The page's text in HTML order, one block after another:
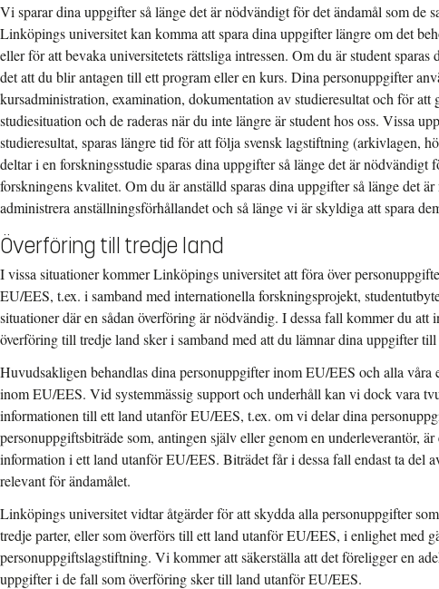
Vi sparar dina uppgifter så länge det är nödvändigt för det ändamål som de
Linköpings universitet kan komma att spara dina uppgifter längre om det
eller för att bevaka universitetets rättsliga intressen. Om du är student sparas
det att du blir antagen till ett program eller en kurs. Dina personuppgifter
kursadministration, examination, dokumentation av studieresultat och för att
studiesituation och de raderas när du inte längre är student hos oss. Vissa
studieresultat, sparas längre tid för att följa svensk lagstiftning (arkivlagen,
deltar i en forskningsstudie sparas dina uppgifter så länge det är nödvändigt
forskningens kvalitet. Om du är anställd sparas dina uppgifter så länge det
administrera anställningsförhållandet och så länge vi är skyldiga att spara
Överföring till tredje land
I vissa situationer kommer Linköpings universitet att föra över
EU/EES, t.ex. i samband med internationella forskningsprojekt,
situationer där en sådan överföring är nödvändig. I dessa fall kommer du att
överföring till tredje land sker i samband med att du lämnar dina uppgifter till
Huvudsakligen behandlas dina personuppgifter inom EU/EES och alla våra
inom EU/EES. Vid systemmässig support och underhåll kan vi dock vara
informationen till ett land utanför EU/EES, t.ex. om vi delar dina
personuppgiftsbiträde som, antingen själv eller genom en underleverantör,
information i ett land utanför EU/EES. Biträdet får i dessa fall endast ta del
relevant för ändamålet.
Linköpings universitet vidtar åtgärder för att skydda alla personuppgifter
tredje parter, eller som överförs till ett land utanför EU/EES, i enlighet med
personuppgiftslagstiftning. Vi kommer att säkerställa att det föreligger en
uppgifter i de fall som överföring sker till land utanför EU/EES.